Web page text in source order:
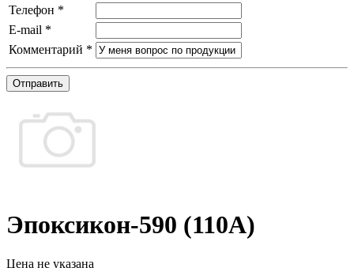
Телефон *
E-mail *
Комментарий *
Отправить
Эпоксикон-590 (110А)
Цена не указана